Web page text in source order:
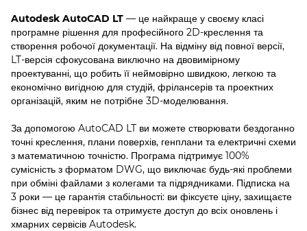
Autodesk AutoCAD LT — це найкраще у своєму класі
програмне рішення для професійного 2D-креслення та
створення робочої документації. На відміну від повної версії,
LT-версія сфокусована виключно на двовимірному
проектуванні, що робить її неймовірно швидкою, легкою та
економічно вигідною для студій, фрілансерів та проектних
організацій, яким не потрібне 3D-моделювання.
За допомогою AutoCAD LT ви можете створювати бездоганно
точні креслення, плани поверхів, генплани та електричні схеми
з математичною точністю. Програма підтримує 100%
сумісність з форматом DWG, що виключає будь-які проблеми
при обміні файлами з колегами та підрядниками. Підписка на
3 роки — це гарантія стабільності: ви фіксуєте ціну, захищаєте
бізнес від перевірок та отримуєте доступ до всіх оновлень і
хмарних сервісів Autodesk.